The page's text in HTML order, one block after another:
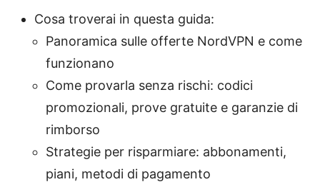
Cosa troverai in questa guida:
Panoramica sulle offerte NordVPN e come
funzionano
Come provarla senza rischi: codici
promozionali, prove gratuite e garanzie di
rimborso
Strategie per risparmiare: abbonamenti,
piani, metodi di pagamento